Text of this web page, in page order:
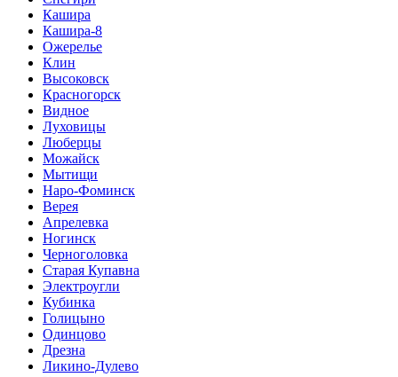
Кашира
Кашира-8
Ожерелье
Клин
Высоковск
Красногорск
Видное
Луховицы
Люберцы
Можайск
Мытищи
Наро-Фоминск
Верея
Апрелевка
Ногинск
Черноголовка
Старая Купавна
Электроугли
Кубинка
Голицыно
Одинцово
Дрезна
Ликино-Дулево